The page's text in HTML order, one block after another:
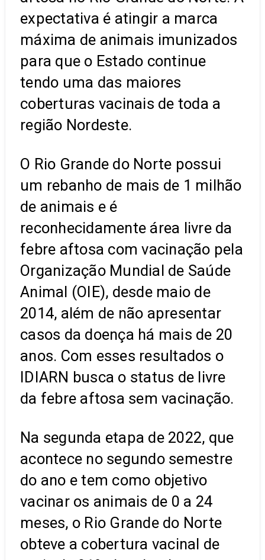
expectativa é atingir a marca
máxima de animais imunizados
para que o Estado continue
tendo uma das maiores
coberturas vacinais de toda a
região Nordeste.
O Rio Grande do Norte possui
um rebanho de mais de 1 milhão
de animais e é
reconhecidamente área livre da
febre aftosa com vacinação pela
Organização Mundial de Saúde
Animal (OIE), desde maio de
2014, além de não apresentar
casos da doença há mais de 20
anos. Com esses resultados o
IDIARN busca o status de livre
da febre aftosa sem vacinação.
Na segunda etapa de 2022, que
acontece no segundo semestre
do ano e tem como objetivo
vacinar os animais de 0 a 24
meses, o Rio Grande do Norte
obteve a cobertura vacinal de